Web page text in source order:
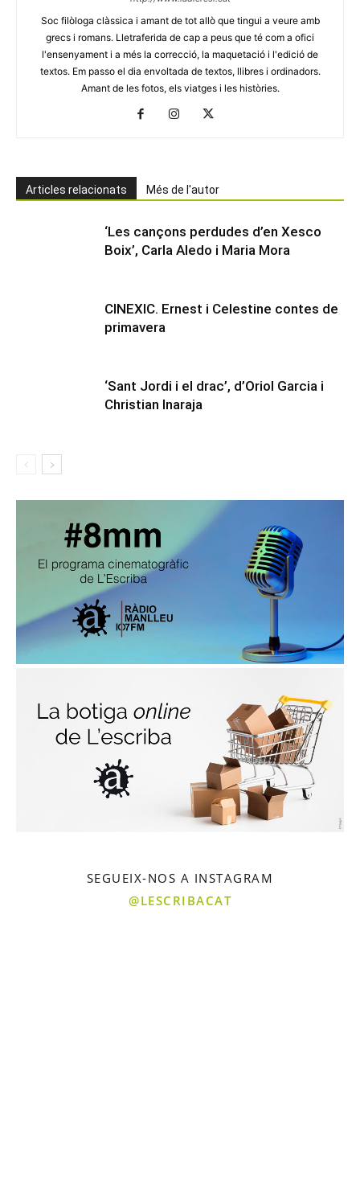
Soc filòloga clàssica i amant de tot allò que tingui a veure amb
grecs i romans. Lletraferida de cap a peus que té com a ofici
l'ensenyament i a més la correcció, la maquetació i l'edició de
textos. Em passo el dia envoltada de textos, llibres i ordinadors.
Amant de les fotos, els viatges i les històries.
Articles relacionats Més de l'autor
‘Les cançons perdudes d’en Xesco
Boix’, Carla Aledo i Maria Mora
CINEXIC. Ernest i Celestine contes de
primavera
‘Sant Jordi i el drac’, d’Oriol Garcia i
Christian Inaraja
SEGUEIX-NOS A INSTAGRAM
@LESCRIBACAT